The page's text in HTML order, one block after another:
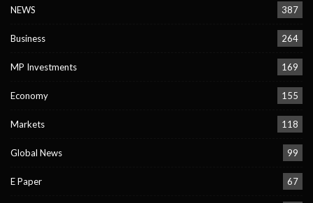
NEWS 387
Business 264
MP Investments 169
Economy 155
Markets 118
Global News 99
E Paper 67